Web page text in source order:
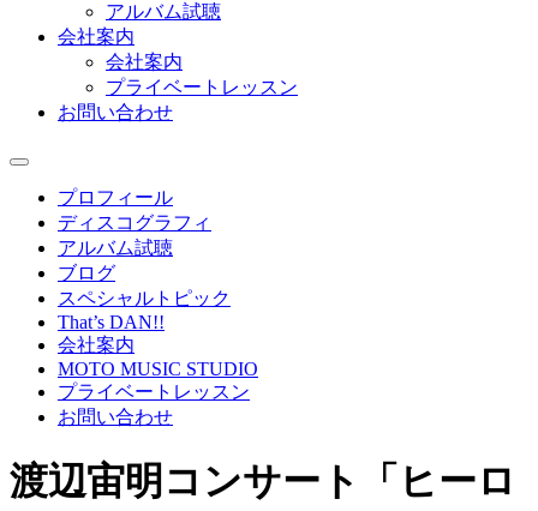
アルバム試聴
会社案内
会社案内
プライベートレッスン
お問い合わせ
プロフィール
ディスコグラフィ
アルバム試聴
ブログ
スペシャルトピック
That’s DAN!!
会社案内
MOTO MUSIC STUDIO
プライベートレッスン
お問い合わせ
渡辺宙明コンサート「ヒーロ